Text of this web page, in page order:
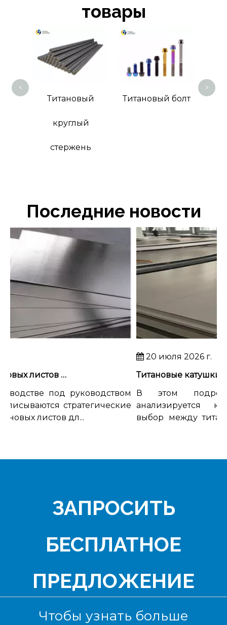
товары
Титановый
круглый
стержень
Титановый болт
< >
Последние новости
Поиск титановых листов для высококачественной бытовой электроники
под руководством
стратегические
листов дл...
20 июля 2026 г.
В этом
анализируется
выбор между
ЗАПРОСИТЬ
БЕСПЛАТНОЕ
ПРЕДЛОЖЕНИЕ
Чтобы узнать больше